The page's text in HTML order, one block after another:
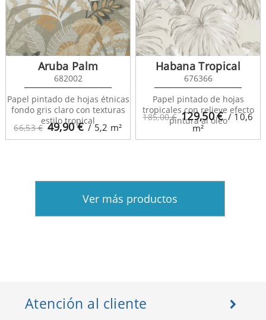
66,53 € 49,90€ / 5,2 m²
Aruba Palm
682002
Papel pintado de hojas étnicas
fondo gris claro con texturas
estilo tropical
185,00 € 129,50€ / 10,6
m²
Habana Tropical
676366
Papel pintado de hojas
tropicales con relieve efecto
pintura al óleo
Ver más productos
Atención al cliente